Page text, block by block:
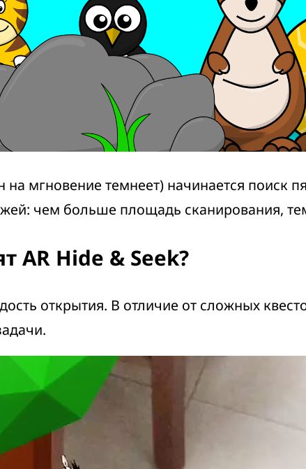
на мгновение темнеет) начинается поиск
чем больше площадь сканирования,
AR Hide & Seek?
открытия. В отличие от сложных